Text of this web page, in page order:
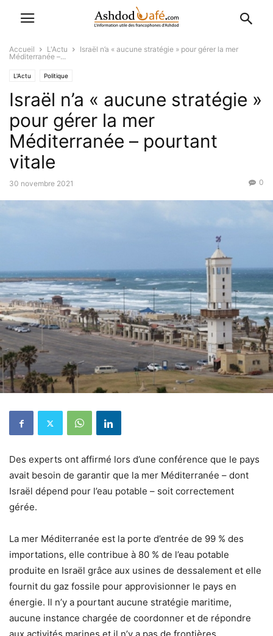
Accueil L'Actu
Israël n’a « aucune stratégie » pour gérer la mer
Méditerranée –...
L'Actu Politique
Israël n’a « aucune stratégie »
pour gérer la mer
Méditerranée – pourtant
vitale
30 novembre 2021 0
Des experts ont affirmé lors d’une conférence que le pays
avait besoin de garantir que la mer Méditerranée – dont
Israël dépend pour l’eau potable – soit correctement
gérée.
La mer Méditerranée est la porte d’entrée de 99 % des
importations, elle contribue à 80 % de l’eau potable
produite en Israël grâce aux usines de dessalement et elle
fournit du gaz fossile pour approvisionner le pays en
énergie. Il n’y a pourtant aucune stratégie maritime,
aucune instance chargée de coordonner et de répondre